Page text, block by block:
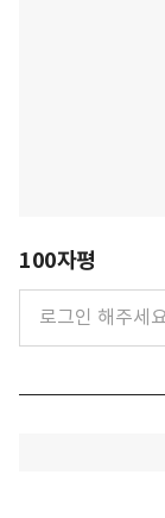
100자평